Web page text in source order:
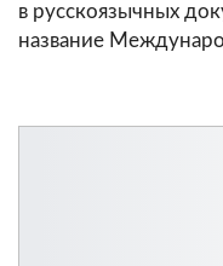
в русскоязычных
название